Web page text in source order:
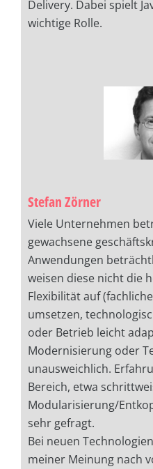
Delivery. Dabei spielt
wichtige Rolle.
Stefan Zörner
Viele Unternehmen
gewachsene
Anwendungen
weisen diese nicht die
Flexibilität auf
umsetzen,
oder Betrieb leicht
Modernisierung oder
unausweichlich.
Bereich, etwa
Modularisierung/
sehr gefragt.
Bei neuen
meiner Meinung nach